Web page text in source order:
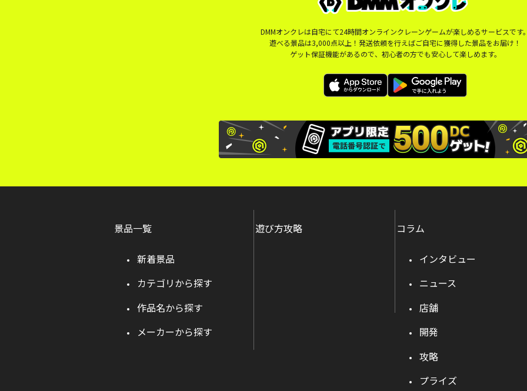
DMMオンクレは自宅にて24時間オンラインクレーンゲームが楽しめるサービスです
遊べる景品は3,000点以上！発送依頼を行えばご自宅に獲得した景品をお届け！
ゲット保証機能があるので、初心者の方でも安心して楽しめます。
景品一覧
新着景品
カテゴリから探す
作品名から探す
メーカーから探す
遊び方攻略 コラム
インタビュー
ニュース
店舗
開発
攻略
プライズ